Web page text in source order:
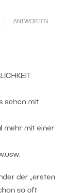
ANTWORTEN
sehen mit
mehr mit einer
der „ersten
so oft